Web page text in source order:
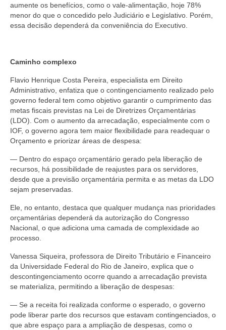
aumente os benefícios, como o vale-alimentação, hoje 78%
menor do que o concedido pelo Judiciário e Legislativo. Porém,
essa decisão dependerá da conveniência do Executivo.
Caminho complexo
Flavio Henrique Costa Pereira, especialista em Direito
Administrativo, enfatiza que o contingenciamento realizado pelo
governo federal tem como objetivo garantir o cumprimento das
metas fiscais previstas na Lei de Diretrizes Orçamentárias
(LDO). Com o aumento da arrecadação, especialmente com o
IOF, o governo agora tem maior flexibilidade para readequar o
Orçamento e priorizar áreas de despesa:
— Dentro do espaço orçamentário gerado pela liberação de
recursos, há possibilidade de reajustes para os servidores,
desde que a previsão orçamentária permita e as metas da LDO
sejam preservadas.
Ele, no entanto, destaca que qualquer mudança nas prioridades
orçamentárias dependerá da autorização do Congresso
Nacional, o que adiciona uma camada de complexidade ao
processo.
Vanessa Siqueira, professora de Direito Tributário e Financeiro
da Universidade Federal do Rio de Janeiro, explica que o
descontingenciamento ocorre quando a arrecadação prevista
se materializa, permitindo a liberação de despesas:
— Se a receita foi realizada conforme o esperado, o governo
pode liberar parte dos recursos que estavam contingenciados, o
que abre espaço para a ampliação de despesas, como o